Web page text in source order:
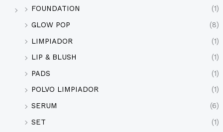
FOUNDATION
(1)
GLOW POP
(8)
LIMPIADOR
(1)
LIP & BLUSH
(1)
PADS
(1)
POLVO LIMPIADOR
(1)
SERUM
(6)
SET
(1)